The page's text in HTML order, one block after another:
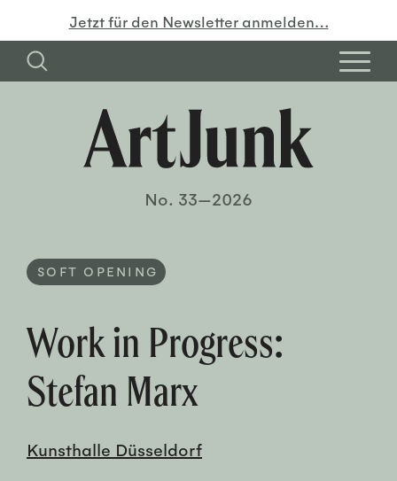
Jetzt für den Newsletter anmelden…
No. 33—2026
SOFT OPENING
Work in Progress:
Stefan Marx
Kunsthalle Düsseldorf